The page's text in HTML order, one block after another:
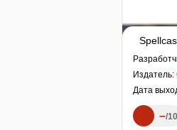
Издатель:
Дата
– 10